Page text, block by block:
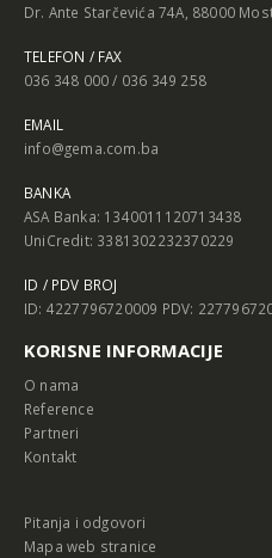
Dr. Ante Starčevića 74A, 88000
TELEFON / FAX
036 348 000 / 036 349 258
EMAIL
info@gema.com.ba
BANKA
ASA Banka: 1340011120713438
UniCredit: 3381302232370229
ID / PDV BROJ
ID: 4227796720009 PDV:
KORISNE INFORMACIJE
O nama
Reference
Partneri
Kontakt
Pitanja i odgovori
Mapa web stranice